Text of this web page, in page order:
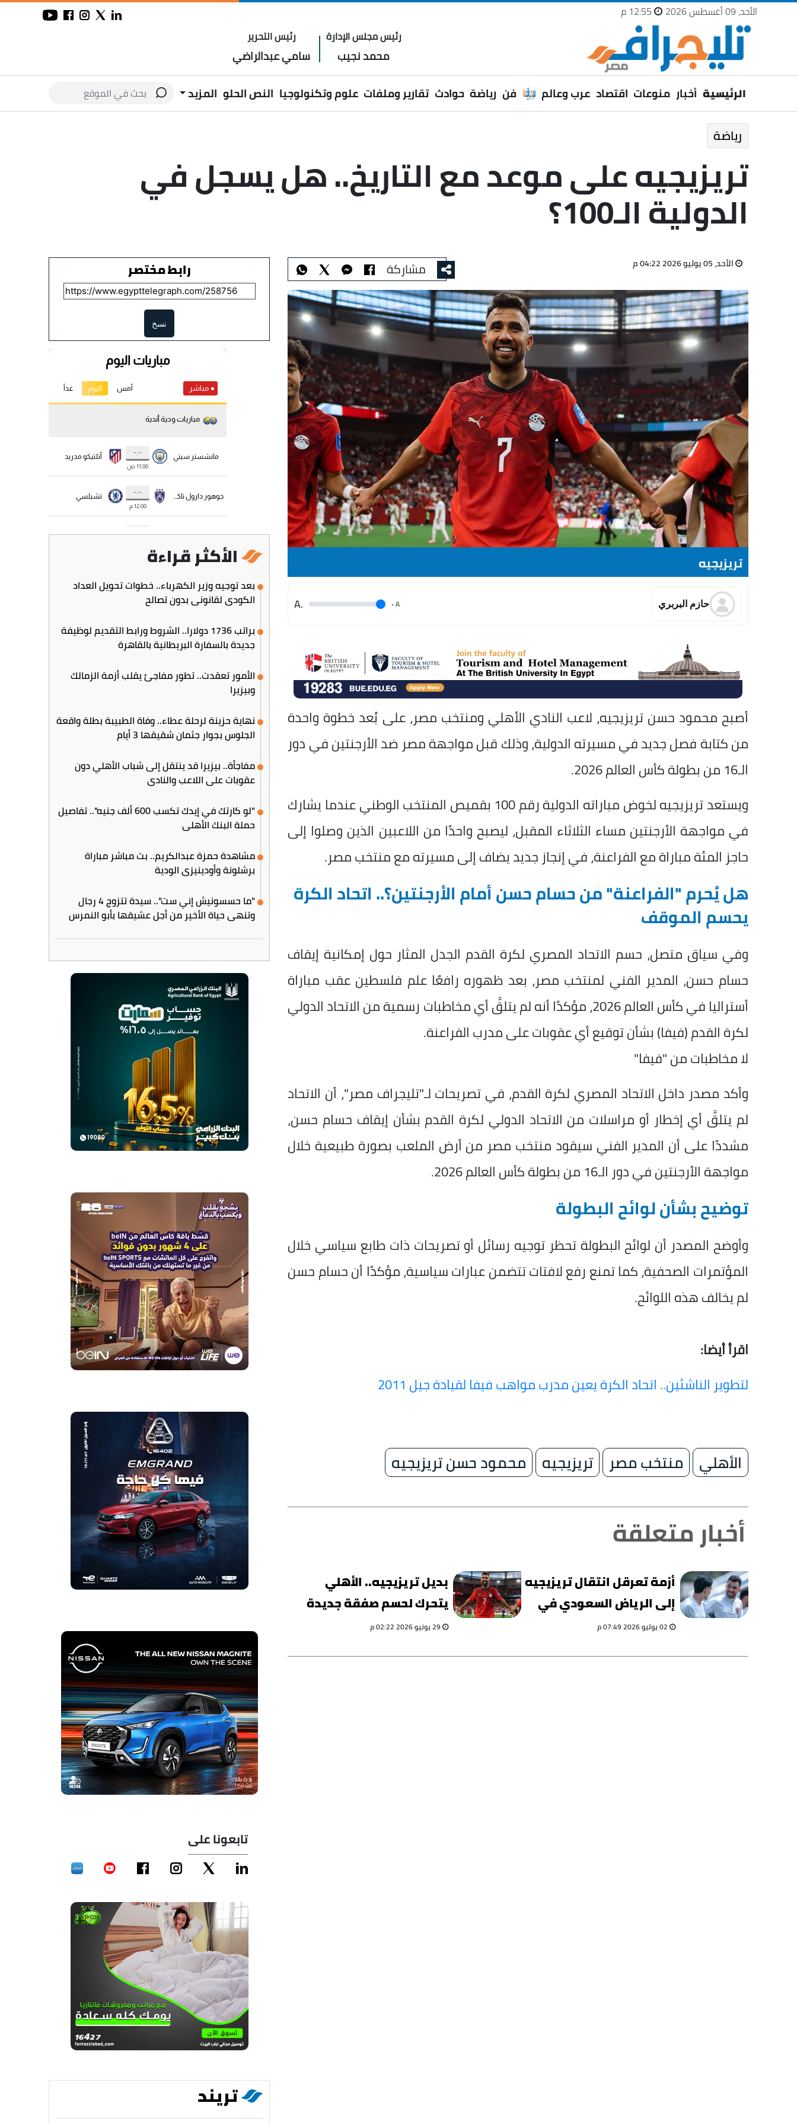
الأحد، 09 أغسطس 2026
رئيس مجلس الإدارة
محمد نجيب
رئيس التحرير
سامي عبدالراضي
الرئيسية أخبار منوعات اقتصاد عرب وعالم فن رياضة حوادث تقارير وملفات علوم وتكنولوجيا النص الحلو المزيد
رياضة
تريزيجيه على موعد مع التاريخ.. هل يسجل في
الدولية الـ100؟
الأحد، 05 يوليو 2026 04:22 م مشاركة
تريزيجيه
حازم البربري A
.
.A
أصبح محمود حسن تريزيجيه، لاعب النادي الأهلي ومنتخب مصر، على بُعد خطوة واحدة
من كتابة فصل جديد في مسيرته الدولية، وذلك قبل مواجهة مصر ضد الأرجنتين في دور
الـ16 من بطولة كأس العالم 2026.
ويستعد تريزيجيه لخوض مباراته الدولية رقم 100 بقميص المنتخب الوطني عندما يشارك
في مواجهة الأرجنتين مساء الثلاثاء المقبل، ليصبح واحدًا من اللاعبين الذين وصلوا إلى
حاجز المئة مباراة مع الفراعنة، في إنجاز جديد يضاف إلى مسيرته مع منتخب مصر.
هل يُحرم "الفراعنة" من حسام حسن أمام الأرجنتين؟.. اتحاد الكرة
يحسم الموقف
وفي سياق متصل، حسم الاتحاد المصري لكرة القدم الجدل المثار حول إمكانية إيقاف
حسام حسن، المدير الفني لمنتخب مصر، بعد ظهوره رافعًا علم فلسطين عقب مباراة
أستراليا في كأس العالم 2026، مؤكدًا أنه لم يتلقَّ أي مخاطبات رسمية من الاتحاد الدولي
لكرة القدم (فيفا) بشأن توقيع أي عقوبات على مدرب الفراعنة.
لا مخاطبات من "فيفا"
وأكد مصدر داخل الاتحاد المصري لكرة القدم، في تصريحات لـ"تليجراف مصر"، أن الاتحاد
لم يتلقَّ أي إخطار أو مراسلات من الاتحاد الدولي لكرة القدم بشأن إيقاف حسام حسن،
مشددًا على أن المدير الفني سيقود منتخب مصر من أرض الملعب بصورة طبيعية خلال
مواجهة الأرجنتين في دور الـ16 من بطولة كأس العالم 2026.
توضيح بشأن لوائح البطولة
وأوضح المصدر أن لوائح البطولة تحظر توجيه رسائل أو تصريحات ذات طابع سياسي خلال
المؤتمرات الصحفية، كما تمنع رفع لافتات تتضمن عبارات سياسية، مؤكدًا أن حسام حسن
لم يخالف هذه اللوائح.
اقرأ أيضا:
لتطوير الناشئين.. اتحاد الكرة يعين مدرب مواهب فيفا لقيادة جيل 2011
الأهلي منتخب مصر تريزيجيه محمود حسن تريزيجيه
أخبار متعلقة
أزمة تعرقل انتقال تريزيجيه
إلى الرياض السعودي في
الصيف
02 يوليو 2026 07:49 م
بديل تريزيجيه.. الأهلي
يتحرك لحسم صفقة جديدة
من الدوري الدنماركي
29 يونيو 2026 02:22 م
رابط مختصر
نسخ
الأكثر قراءة
بعد توجيه وزير الكهرباء.. خطوات تحويل العداد
الكودي لقانوني بدون تصالح
براتب 1736 دولارا.. الشروط ورابط التقديم لوظيفة
جديدة بالسفارة البريطانية بالقاهرة
الأمور تعقدت.. تطور مفاجئ يقلب أزمة الزمالك
وبيزيرا
نهاية حزينة لرحلة عطاء.. وفاة الطبيبة بطلة واقعة
الجلوس بجوار جثمان شقيقها 3 أيام
مفاجأة.. بيزيرا قد ينتقل إلى شباب الأهلي دون
عقوبات على اللاعب والنادي
"لو كارتك في إيدك تكسب 600 ألف جنيه".. تفاصيل
حملة البنك الأهلي
مشاهدة حمزة عبدالكريم.. بث مباشر مباراة
برشلونة وأودينيزي الودية
"ما حسسونيش إني ست".. سيدة تتزوج 4 رجال
وتنهي حياة الأخير من أجل عشيقها بأبو النمرس
تابعونا على
تريند